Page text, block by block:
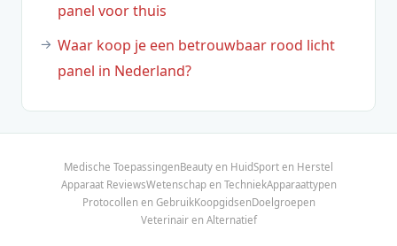
panel voor thuis
Waar koop je een betrouwbaar rood licht
panel in Nederland?
Medische ToepassingenBeauty en HuidSport en Herstel
Apparaat ReviewsWetenschap en TechniekApparaattypen
Protocollen en GebruikKoopgidsenDoelgroepen
Veterinair en Alternatief